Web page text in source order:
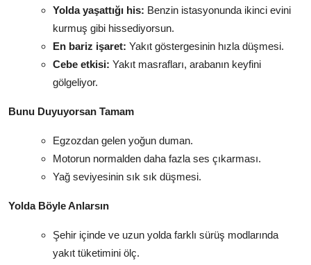
Yolda yaşattığı his: Benzin istasyonunda ikinci evini
kurmuş gibi hissediyorsun.
En bariz işaret: Yakıt göstergesinin hızla düşmesi.
Cebe etkisi: Yakıt masrafları, arabanın keyfini
gölgeliyor.
Bunu Duyuyorsan Tamam
Egzozdan gelen yoğun duman.
Motorun normalden daha fazla ses çıkarması.
Yağ seviyesinin sık sık düşmesi.
Yolda Böyle Anlarsın
Şehir içinde ve uzun yolda farklı sürüş modlarında
yakıt tüketimini ölç.